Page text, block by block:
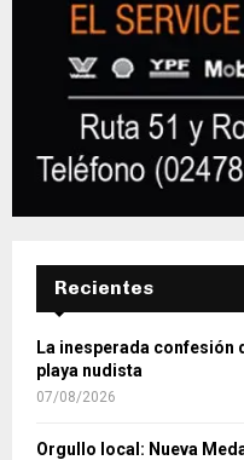
Recientes
La inesperada confesión
playa nudista
07/08/2026
Orgullo local: Nueva